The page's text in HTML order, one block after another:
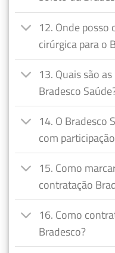
12. Onde posso
cirúrgica para o
13. Quais são
Bradesco
14. O Bradesco
com
15. Como
contratação
16. Como
Bradesco?